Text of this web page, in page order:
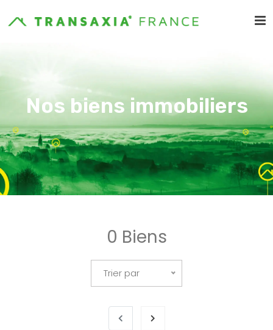
Nos biens immobiliers
0 Biens
Trier par